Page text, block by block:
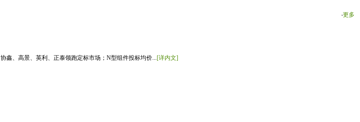
‧更多
鑫、高景、英利、正泰领跑定标市场；N型组件投标均价... [详内文]